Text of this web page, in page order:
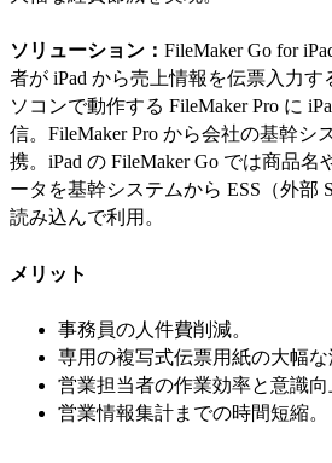
ソリューション： FileMaker Go for
者が iPad から売上情報を伝票入力
ソコンで動作する FileMaker Pro に
信。FileMaker Pro から会社の基幹シ
携。iPad の FileMaker Go では商品
ータを基幹システムから ESS（外部
読み込んで利用。
メリット
事務員の人件費削減。
専用の複写式伝票用紙の大幅な
営業担当者の作業効率と意識向
営業情報集計までの時間短縮。